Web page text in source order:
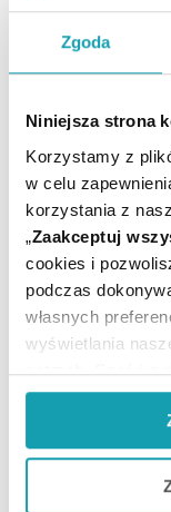
Zgoda
Niniejsza strona
Korzystamy z
w celu
korzystania z
„Zaakceptuj
cookies i
podczas
własnych
wyświetlania
potrzeb. Część z
do prawidłowego
funkcjonalności.
korzystasz z
do naszych
Czym jest
spadkami
Spadku libido
ponad połowa
jakie preparaty